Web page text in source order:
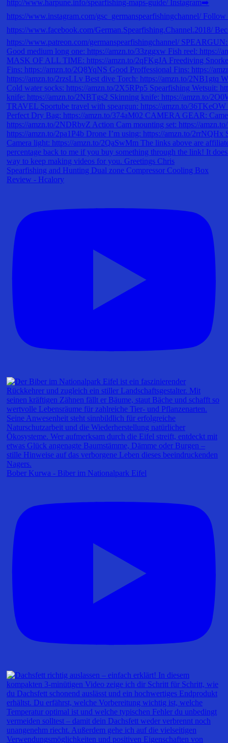
Spearfishing and Hunting Dual zone Compressor Cooling Box
Review - Hcalory
Bober Kurwa - Biber im Nationalpark Eifel